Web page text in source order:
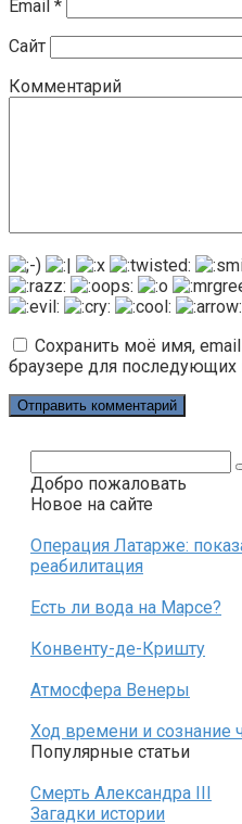
Email *
Сайт
Комментарий
Сохранить моё имя,
браузере для
Добро пожаловать
Новое на сайте
Операция Латарже:
реабилитация
Есть ли вода на Марсе?
Конвенту-де-Кришту
Атмосфера Венеры
Ход времени и сознание
Популярные статьи
Смерть Александра III
Загадки истории